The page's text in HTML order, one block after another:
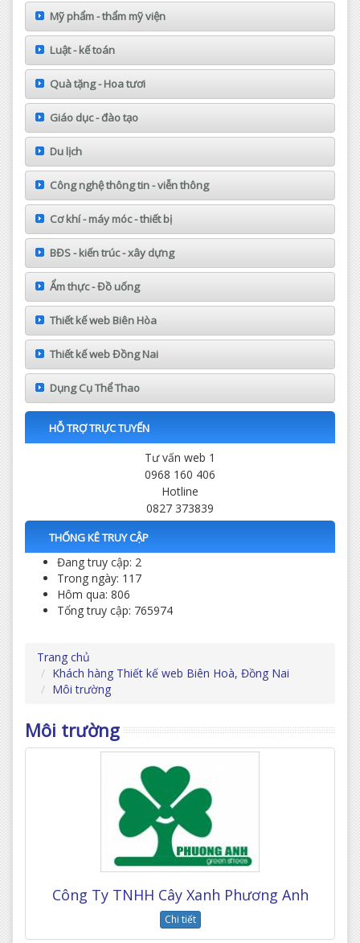
Mỹ phẩm - thẩm mỹ viện
Luật - kế toán
Quà tặng - Hoa tươi
Giáo dục - đào tạo
Du lịch
Công nghệ thông tin - viễn thông
Cơ khí - máy móc - thiết bị
BĐS - kiến trúc - xây dựng
Ẩm thực - Đồ uống
Thiết kế web Biên Hòa
Thiết kế web Đồng Nai
Dụng Cụ Thể Thao
HỖ TRỢ TRỰC TUYẾN
Tư vấn web 1
0968 160 406
Hotline
0827 373839
THỐNG KÊ TRUY CẬP
Đang truy cập: 2
Trong ngày: 117
Hôm qua: 806
Tổng truy cập: 765974
Trang chủ
Khách hàng Thiết kế web Biên Hoà, Đồng Nai
Môi trường
Môi trường
Công Ty TNHH Cây Xanh Phương Anh
Chi tiết